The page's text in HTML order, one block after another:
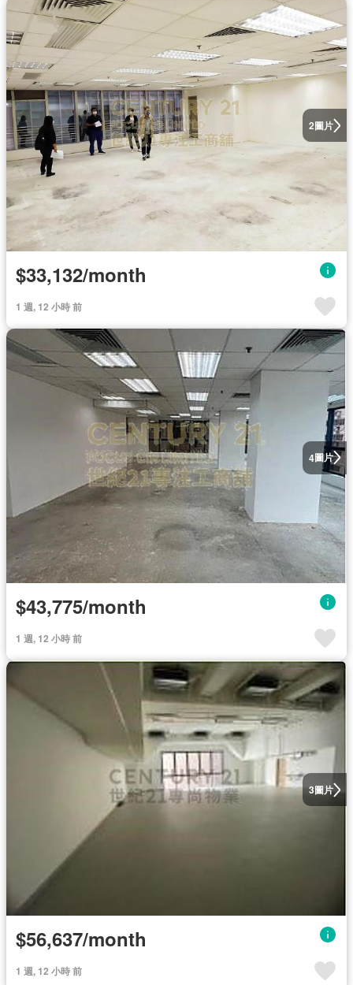
2圖片
$33,132/month
1 週, 12 小時 前
4圖片
$43,775/month
1 週, 12 小時 前
3圖片
$56,637/month
1 週, 12 小時 前